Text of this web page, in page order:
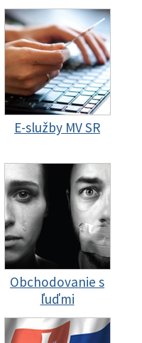
E-služby MV SR
Obchodovanie s
ľuďmi